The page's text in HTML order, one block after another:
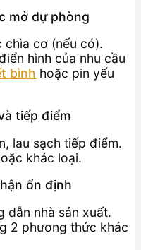
mở dự phòng
chìa cơ (nếu có).
hình của nhu cầu
bình hoặc pin yếu
tiếp điểm
lau sạch tiếp điểm.
khác loại.
ổn định
dẫn nhà sản xuất.
2 phương thức khác